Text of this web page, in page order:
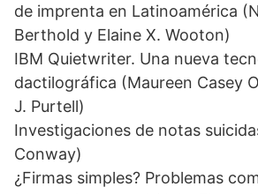
de imprenta en Latinoamérica
Berthold y Elaine X. Wooton)
IBM Quietwriter. Una nueva
dactilográfica (Maureen Casey
J. Purtell)
Investigaciones de notas
Conway)
¿Firmas simples? Problemas